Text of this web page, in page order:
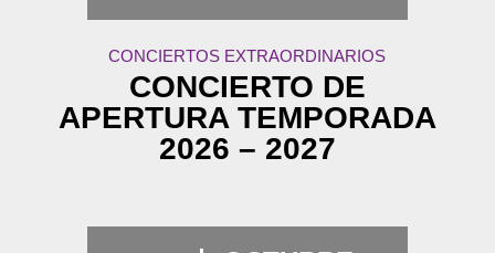
CONCIERTOS EXTRAORDINARIOS
CONCIERTO DE
APERTURA TEMPORADA
2026 – 2027